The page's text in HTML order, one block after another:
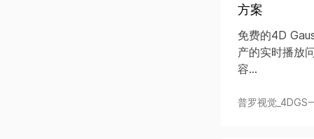
方案
免费的4D
产的实时播放
容...
普罗视觉_4DGS